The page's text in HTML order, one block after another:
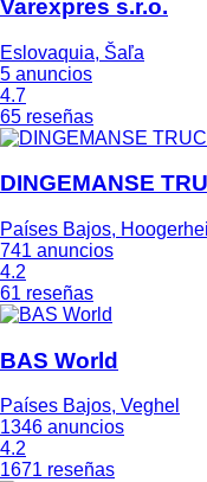
Varexpres s.r.o.
Eslovaquia, Šaľa
5 anuncios
4.7
65 reseñas
DINGEMANSE
Países Bajos,
741 anuncios
4.2
61 reseñas
BAS World
Países Bajos, Veghel
1346 anuncios
4.2
1671 reseñas